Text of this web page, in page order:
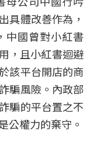
具體改善作為，
中國曾對小紅書
，且小紅書迴避
該平台開店的商
騙風險。內政部
騙的平台置之不
公權力的棄守。